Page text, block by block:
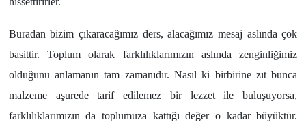
Buradan bizim çıkaracağımız ders, alacağımız mesaj aslında çok
basittir. Toplum olarak farklılıklarımızın aslında zenginliğimiz
olduğunu anlamanın tam zamanıdır. Nasıl ki birbirine zıt bunca
malzeme aşurede tarif edilemez bir lezzet ile buluşuyorsa,
farklılıklarımızın da toplumuza kattığı değer o kadar büyüktür.